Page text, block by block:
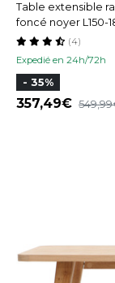
Table extensible
foncé noyer L150-
Expedié en 24h/72h
(4)
- 35%
357,49